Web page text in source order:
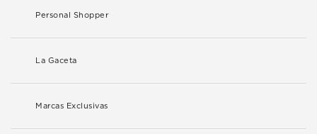
Personal Shopper
La Gaceta
Marcas Exclusivas